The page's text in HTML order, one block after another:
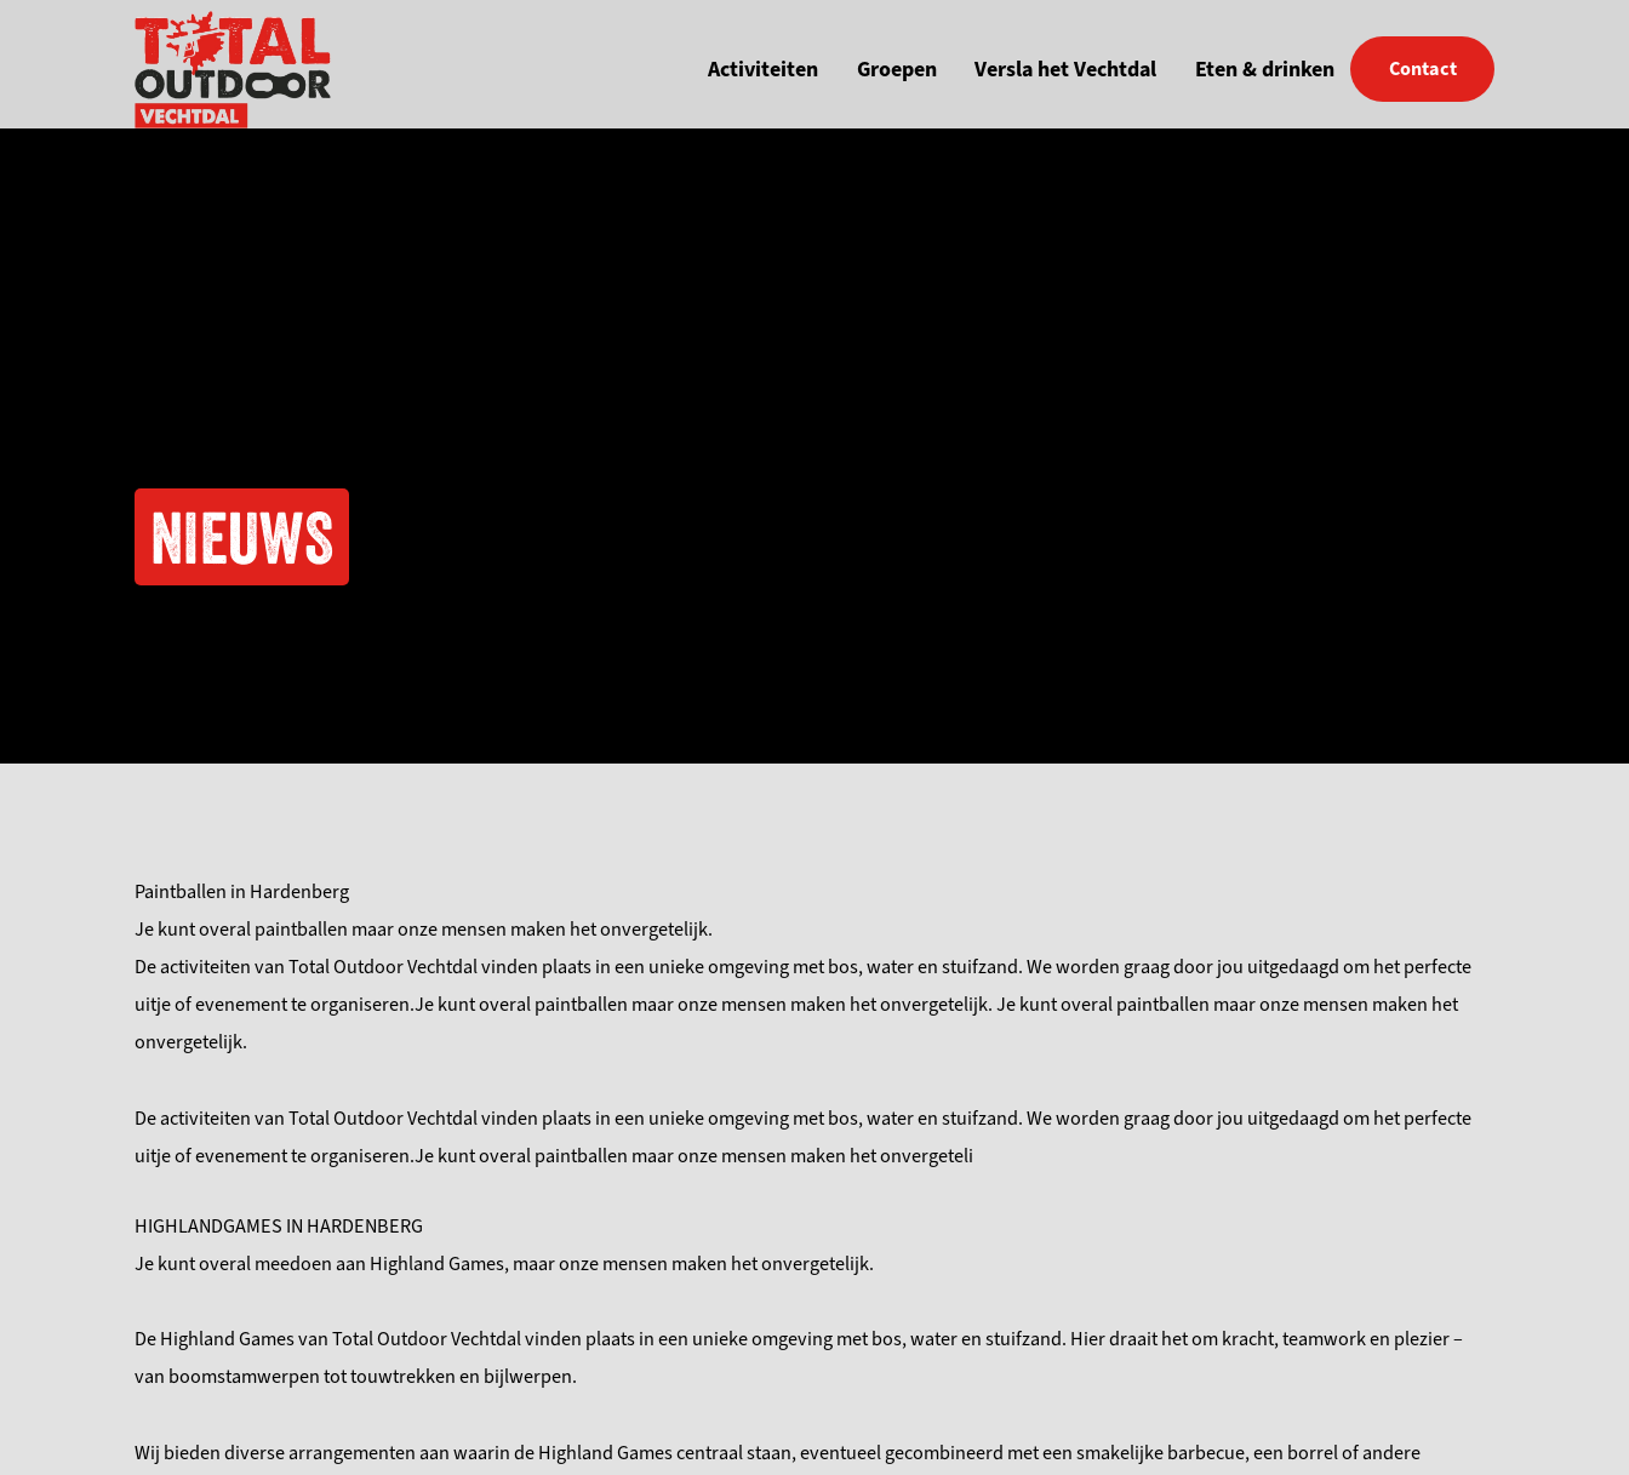
Activiteiten Groepen Versla het Vechtdal Eten & drinken Contact
NIEUWS
Paintballen in Hardenberg
Je kunt overal paintballen maar onze mensen maken het onvergetelijk.
De activiteiten van Total Outdoor Vechtdal vinden plaats in een unieke omgeving met bos, water en stuifzand. We worden graag door jou uitgedaagd om het perfecte
uitje of evenement te organiseren.Je kunt overal paintballen maar onze mensen maken het onvergetelijk. Je kunt overal paintballen maar onze mensen maken het
onvergetelijk.
De activiteiten van Total Outdoor Vechtdal vinden plaats in een unieke omgeving met bos, water en stuifzand. We worden graag door jou uitgedaagd om het perfecte
uitje of evenement te organiseren.Je kunt overal paintballen maar onze mensen maken het onvergeteli
HIGHLANDGAMES IN HARDENBERG
Je kunt overal meedoen aan Highland Games, maar onze mensen maken het onvergetelijk.
De Highland Games van Total Outdoor Vechtdal vinden plaats in een unieke omgeving met bos, water en stuifzand. Hier draait het om kracht, teamwork en plezier –
van boomstamwerpen tot touwtrekken en bijlwerpen.
Wij bieden diverse arrangementen aan waarin de Highland Games centraal staan, eventueel gecombineerd met een smakelijke barbecue, een borrel of andere